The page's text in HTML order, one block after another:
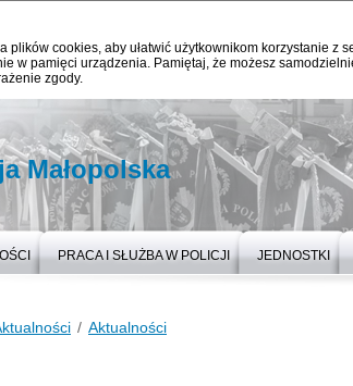
plików cookies, aby ułatwić użytkownikom korzystanie z
w pamięci urządzenia. Pamiętaj, że możesz
zgody.
Małopolska
PRACA I SŁUŻBA W POLICJI JEDNOSTKI
Aktualności